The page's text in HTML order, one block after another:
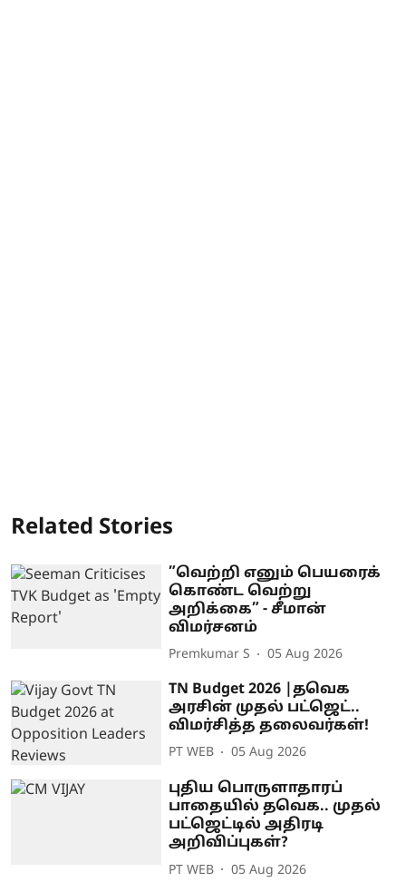
Related Stories
”வெற்றி எனும் பெயரைக்
கொண்ட வெற்று
அறிக்கை” - சீமான்
விமர்சனம்
Premkumar S 05 Aug 2026
TN Budget 2026 |தவெக
அரசின் முதல் பட்ஜெட்..
விமர்சித்த தலைவர்கள்!
PT WEB 05 Aug 2026
புதிய பொருளாதாரப்
பாதையில் தவெக.. முதல்
பட்ஜெட்டில் அதிரடி
அறிவிப்புகள்?
PT WEB 05 Aug 2026